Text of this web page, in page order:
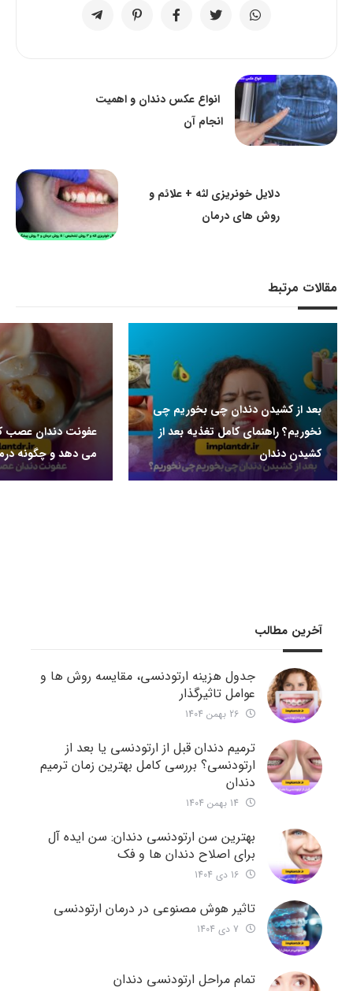
انواع عکس دندان و اهمیت
انجام آن
دلایل خونریزی لثه + علائم و
روش های درمان
مقالات مرتبط
بعد از کشیدن دندان چی بخوریم چی
نخوریم؟ راهنمای کامل تغذیه بعد از
کشیدن دندان
عفونت دندان عصب
می دهد و چگونه
آخرین مطالب
جدول هزینه ارتودنسی، مقایسه روش ها و
عوامل تاثیرگذار
ترمیم دندان قبل از ارتودنسی یا بعد از
ارتودنسی؟ بررسی کامل بهترین زمان ترمیم
دندان
بهترین سن ارتودنسی دندان: سن ایده آل
برای اصلاح دندان ها و فک
تاثیر هوش مصنوعی در درمان ارتودنسی
تمام مراحل ارتودنسی دندان